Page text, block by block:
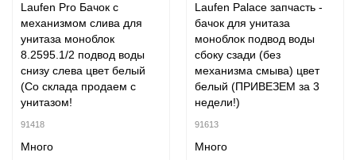
Laufen Pro Бачок с
механизмом слива для
унитаза моноблок
8.2595.1/2 подвод воды
снизу слева цвет белый
(Со склада продаем с
унитазом!
91418
Много
Laufen Palace запчасть -
бачок для унитаза
моноблок подвод воды
сбоку сзади (без
механизма смыва) цвет
белый (ПРИВЕЗЕМ за 3
недели!)
91613
Много